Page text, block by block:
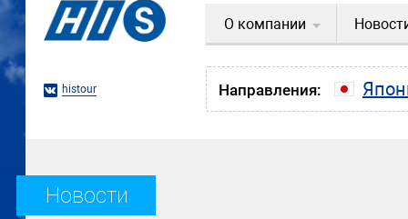
О компании
histour Направления:
Новости